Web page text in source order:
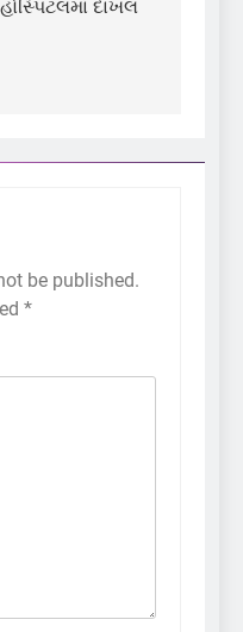
હોસ્પિટલમાં દાખલ
be published.
*